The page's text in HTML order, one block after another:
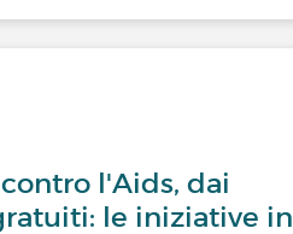
l'Aids, dai
le iniziative in